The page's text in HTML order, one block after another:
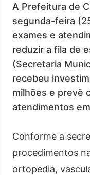
A Prefeitura de
segunda-feira
exames e
reduzir a fila de
(Secretaria
recebeu
milhões e prevê
atendimentos
Conforme a
procedimentos
ortopedia,